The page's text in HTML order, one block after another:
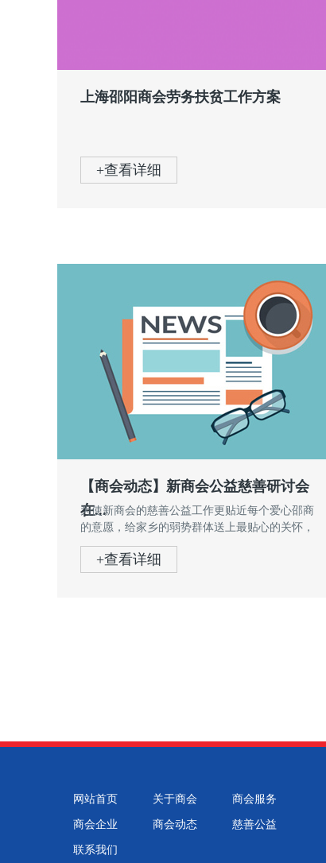
上海邵阳商会劳务扶贫工作方案
+查看详细
【商会动态】新商会公益慈善研讨会
在...
为使新商会的慈善公益工作更贴近每个爱心邵商
的意愿，给家乡的弱势群体送上最贴心的关怀，
用我们的大爱去温...
+查看详细
网站首页 关于商会 商会服务
商会企业 商会动态 慈善公益
联系我们